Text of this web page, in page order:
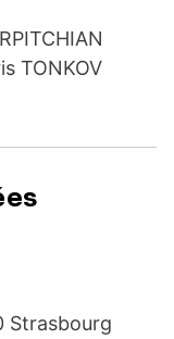
TONKOV
Strasbourg